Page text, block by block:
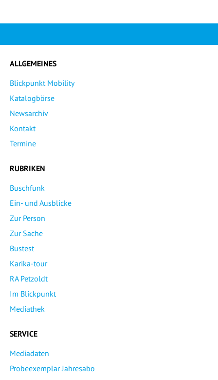
ALLGEMEINES
Blickpunkt Mobility
Katalogbörse
Newsarchiv
Kontakt
Termine
RUBRIKEN
Buschfunk
Ein- und Ausblicke
Zur Person
Zur Sache
Bustest
Karika-tour
RA Petzoldt
Im Blickpunkt
Mediathek
SERVICE
Mediadaten
Probeexemplar Jahresabo